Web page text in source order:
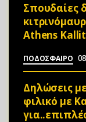
Σπουδαίες
Athens
ΠΟΔΟΣΦΑΙΡΟ
Δηλώσεις
φιλικό με